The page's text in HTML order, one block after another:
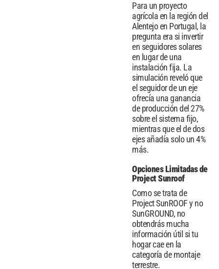
Para un proyecto
agrícola en la región del
Alentejo en Portugal, la
pregunta era si invertir
en seguidores solares
en lugar de una
instalación fija. La
simulación reveló que
el seguidor de un eje
ofrecía una ganancia
de producción del 27%
sobre el sistema fijo,
mientras que el de dos
ejes añadía solo un 4%
más.
Opciones Limitadas de
Project Sunroof
Como se trata de
Project SunROOF y no
SunGROUND, no
obtendrás mucha
información útil si tu
hogar cae en la
categoría de montaje
terrestre.